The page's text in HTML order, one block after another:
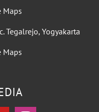
Maps
Tegalrejo, Yogyakarta
Maps